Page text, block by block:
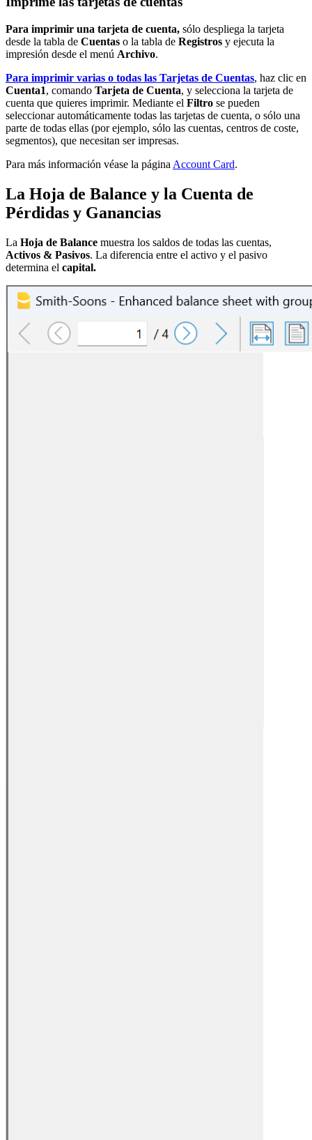
Para imprimir una tarjeta de cuenta, sólo despliega la tarjeta
desde la tabla de Cuentas o la tabla de Registros y ejecuta la
impresión desde el menú Archivo.
Para imprimir varias o todas las Tarjetas de Cuentas, haz clic en
Cuenta1, comando Tarjeta de Cuenta, y selecciona la tarjeta de
cuenta que quieres imprimir. Mediante el Filtro se pueden
seleccionar automáticamente todas las tarjetas de cuenta, o sólo una
parte de todas ellas (por ejemplo, sólo las cuentas, centros de coste,
segmentos), que necesitan ser impresas.
Para más información véase la página Account Card.
La Hoja de Balance y la Cuenta de
Pérdidas y Ganancias
La Hoja de Balance muestra los saldos de todas las cuentas,
Activos & Pasivos. La diferencia entre el activo y el pasivo
determina el capital.